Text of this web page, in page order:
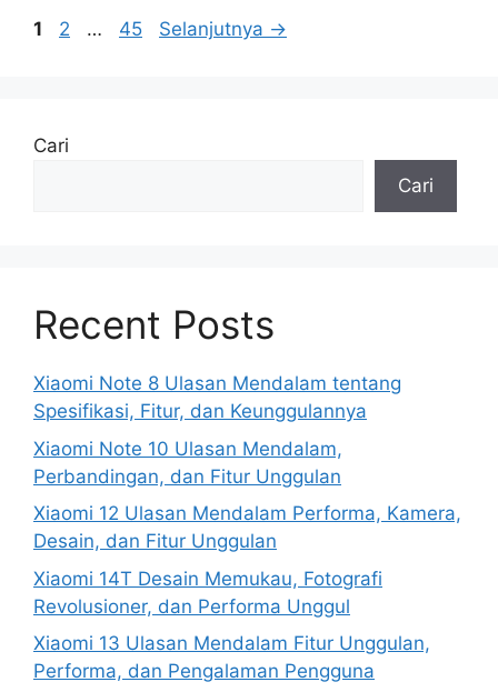
Halaman
1 Halaman
2 … Halaman
45 Selanjutnya →
Cari
Cari
Recent Posts
Xiaomi Note 8 Ulasan Mendalam tentang
Spesifikasi, Fitur, dan Keunggulannya
Xiaomi Note 10 Ulasan Mendalam,
Perbandingan, dan Fitur Unggulan
Xiaomi 12 Ulasan Mendalam Performa, Kamera,
Desain, dan Fitur Unggulan
Xiaomi 14T Desain Memukau, Fotografi
Revolusioner, dan Performa Unggul
Xiaomi 13 Ulasan Mendalam Fitur Unggulan,
Performa, dan Pengalaman Pengguna